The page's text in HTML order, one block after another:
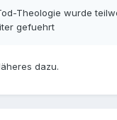
Theologie wurde
gefuehrt
dazu.